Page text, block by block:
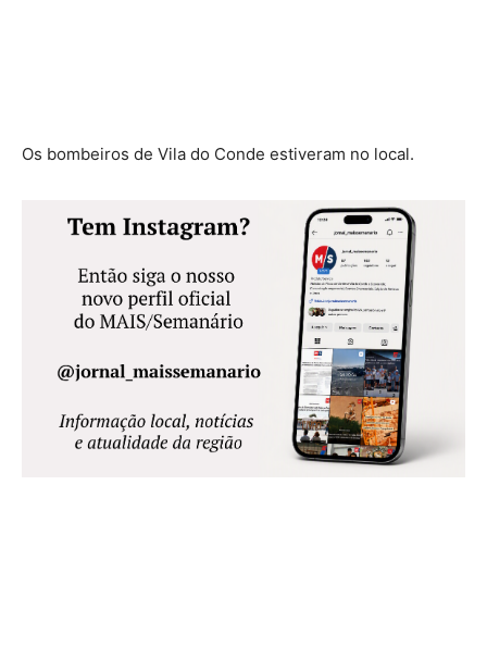
Os bombeiros de Vila do Conde estiveram no local.